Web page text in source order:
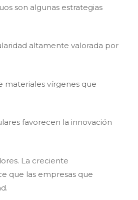
son algunas estrategias
altamente valorada por
materiales vírgenes que
favorecen la innovación
La creciente
que las empresas que